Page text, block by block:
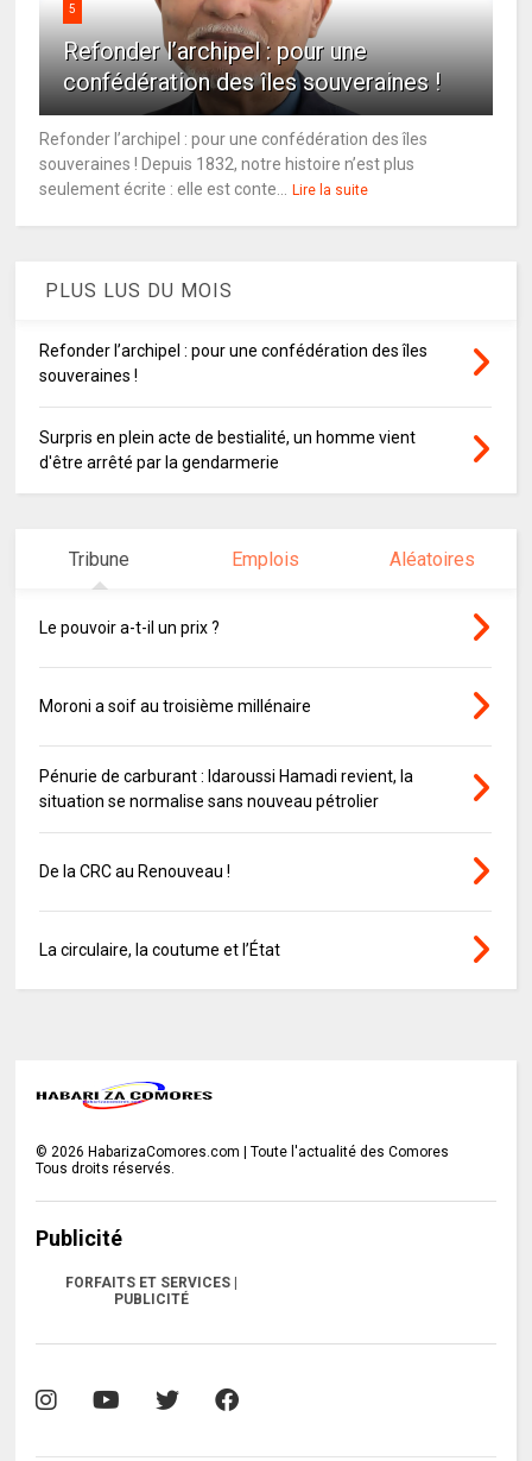
5
Refonder l’archipel : pour une
confédération des îles souveraines !
Refonder l’archipel : pour une confédération des îles
souveraines ! Depuis 1832, notre histoire n’est plus
seulement écrite : elle est conte...
Lire la suite
PLUS LUS DU MOIS
Refonder l’archipel : pour une confédération des îles
souveraines !
Surpris en plein acte de bestialité, un homme vient
d'être arrêté par la gendarmerie
Tribune Emplois Aléatoires
Le pouvoir a-t-il un prix ?
Moroni a soif au troisième millénaire
Pénurie de carburant : Idaroussi Hamadi revient, la
situation se normalise sans nouveau pétrolier
De la CRC au Renouveau !
La circulaire, la coutume et l’État
©2026 HabarizaComores.com | Toute l'actualité des Comores
Tous droits réservés.
Publicité
FORFAITS ET SERVICES |
PUBLICITÉ